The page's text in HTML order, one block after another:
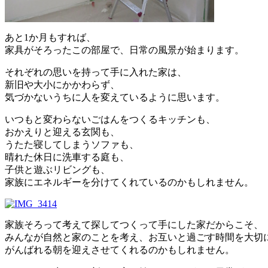
あと1か月もすれば、
家具がそろったこの部屋で、日常の風景が始まります。
それぞれの思いを持って手に入れた家は、
新旧や大小にかかわらず、
気づかないうちに人を変えているように思います。
いつもと変わらないごはんをつくるキッチンも、
おかえりと迎える玄関も、
うたた寝してしまうソファも、
晴れた休日に洗車する庭も、
子供と遊ぶリビングも、
家族にエネルギーを分けてくれているのかもしれません。
家族そろって考えて探してつくって手にした家だからこそ、
みんなが自然と家のことを考え、お互いと過ごす時間を大切
がんばれる朝を迎えさせてくれるのかもしれません。